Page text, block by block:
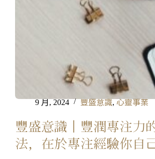
9 月, 2024 豐盛意識, 心靈事業
豐盛意識｜豐潤專注力
法，在於專注經驗你自